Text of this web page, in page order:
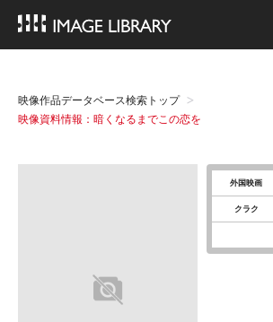
映像作品データベース検索トップ
映像資料情報：暗くなるまでこの恋を
外国映画
クラク